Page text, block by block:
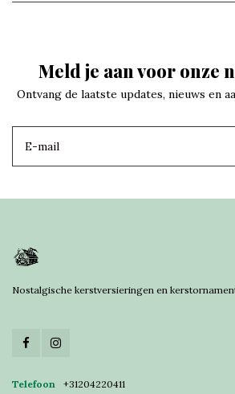
Meld je aan voor onze
Ontvang de laatste updates, nieuws en
Nostalgische kerstversieringen en
Telefoon
+31204220411